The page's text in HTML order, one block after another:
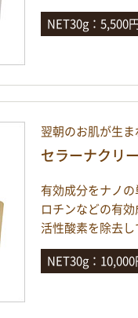
NET30g：5,500
翌朝のお肌が生
セラーナクリ
有効成分をナノ
ロチンなどの有
活性酸素を除去し
NET30g：10,000